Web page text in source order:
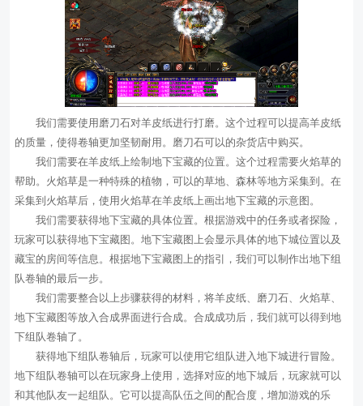
我们需要使用磨刀石对羊皮纸进行打磨。这个过程可以提高羊皮纸
的质量，使得卷轴更加坚韧耐用。磨刀石可以的杂货店中购买。
我们需要在羊皮纸上绘制地下宝藏的位置。这个过程需要火焰草的
帮助。火焰草是一种特殊的植物，可以的草地、森林等地方采集到。在
采集到火焰草后，使用火焰草在羊皮纸上画出地下宝藏的示意图。
我们需要获得地下宝藏的具体位置。根据游戏中的任务或者探险，
玩家可以获得地下宝藏图。地下宝藏图上会显示具体的地下城位置以及
藏宝的房间等信息。根据地下宝藏图上的指引，我们可以制作出地下组
队卷轴的最后一步。
我们需要整合以上步骤获得的材料，将羊皮纸、磨刀石、火焰草、
地下宝藏图等放入合成界面进行合成。合成成功后，我们就可以得到地
下组队卷轴了。
获得地下组队卷轴后，玩家可以使用它组队进入地下城进行冒险。
地下组队卷轴可以在玩家身上使用，选择对应的地下城后，玩家就可以
和其他队友一起组队。它可以提高队伍之间的配合度，增加游戏的乐